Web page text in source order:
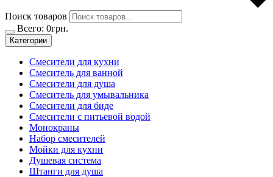
Поиск товаров
Всего: 0грн.
Категории
Смесители для кухни
Смеситель для ванной
Смесители для душа
Смеситель для умывальника
Смесители для биде
Смесители с питьевой водой
Монокраны
Набор смесителей
Мойки для кухни
Душевая система
Штанги для душа